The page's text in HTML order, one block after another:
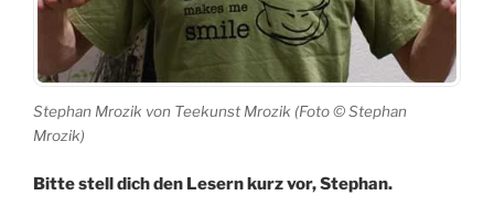
Stephan Mrozik von Teekunst Mrozik (Foto © Stephan
Mrozik)
Bitte stell dich den Lesern kurz vor, Stephan.